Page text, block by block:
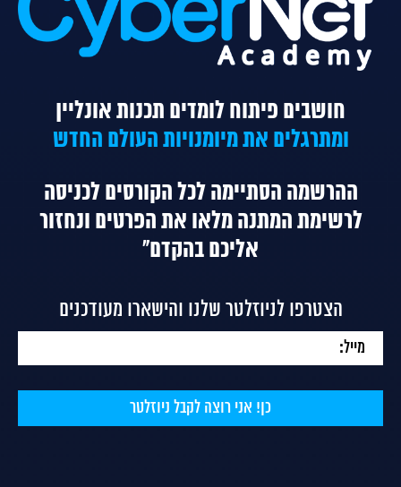
חושבים פיתוח לומדים תכנות אונליין
ומתרגלים את מיומנויות העולם החדש
ההרשמה הסתיימה לכל הקורסיםלכניסה
לרשימת המתנה מלאו את הפרטים ונחזור
אליכם בהקדם"
הצטרפו לניוזלטר שלנו והישארו מעודכנים